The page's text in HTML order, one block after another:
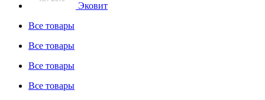
Эковит
Все товары
Все товары
Все товары
Все товары